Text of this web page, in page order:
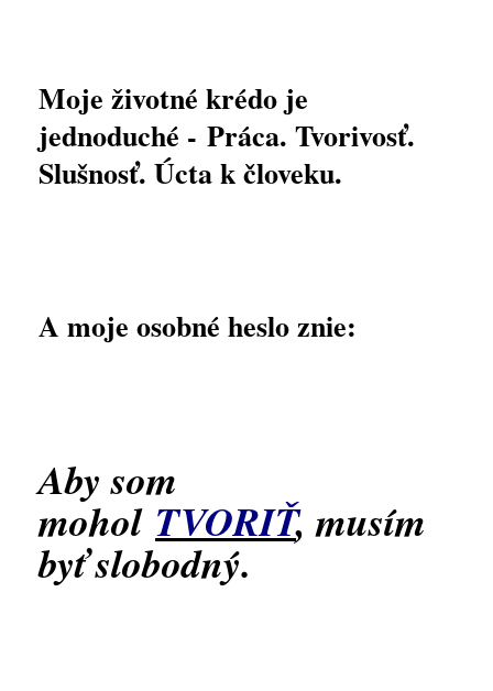
Moje životné krédo je
jednoduché - Práca. Tvorivosť.
Slušnosť. Úcta k človeku.
A moje osobné heslo znie:
Aby som
mohol TVORIŤ, musím
byť slobodný.